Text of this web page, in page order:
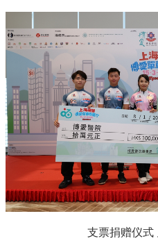
支票捐赠仪式